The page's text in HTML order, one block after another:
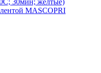
30мин; желтые)
MASCOPRI